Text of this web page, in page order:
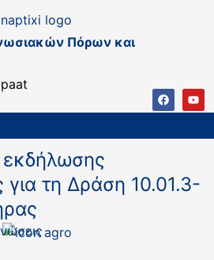
Πόρων και
για τη Δράση 10.01.3-